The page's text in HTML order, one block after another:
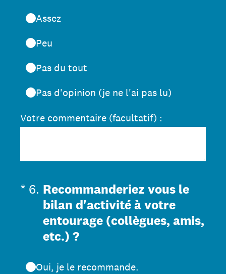
Assez
Peu
Pas du tout
Pas d'opinion (je ne l'ai pas lu)
Votre commentaire (facultatif) :
* 6. Recommanderiez vous le
bilan d'activité à votre
entourage (collègues, amis,
etc.) ?
(Obligatoire)
Oui, je le recommande.